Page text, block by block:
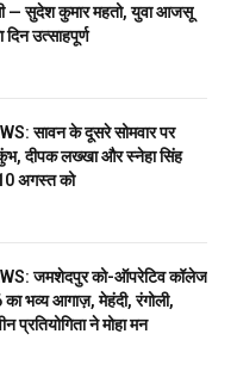
— सुदेश कुमार महतो, युवा आजसू
उत्साहपूर्ण
सावन के दूसरे सोमवार पर
दीपक लख्खा और स्नेहा सिंह
अगस्त को
जमशेदपुर को-ऑपरेटिव कॉलेज
भव्य आगाज़, मेहंदी, रंगोली,
प्रतियोगिता ने मोहा मन